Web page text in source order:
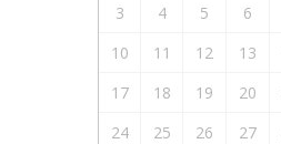
3
4 5 6
10
11 12 13
17
18 19 20
24
25 26 27